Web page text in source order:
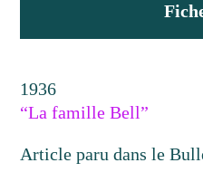
1936
“La famille Bell”
Article paru dans le